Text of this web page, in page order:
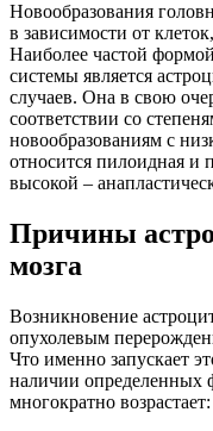
Новообразования
в зависимости от
Наиболее частой
системы является
случаев. Она в свою
соответствии со
новообразованиям с
относится пилоидная и
высокой –
Причины
мозга
Возникновение
опухолевым
Что именно запускает
наличии определенных
многократно возрастает: